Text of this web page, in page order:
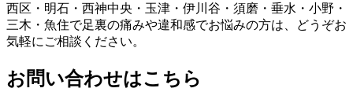
西区・明石・西神中央・玉津・伊川谷・須磨・垂水・小野・
三木・魚住で足裏の痛みや違和感でお悩みの方は、どうぞお
気軽にご相談ください。
お問い合わせはこちら